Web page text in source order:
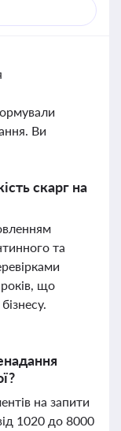
Ви
скарг на
та
що
на запити
1020 до 8000